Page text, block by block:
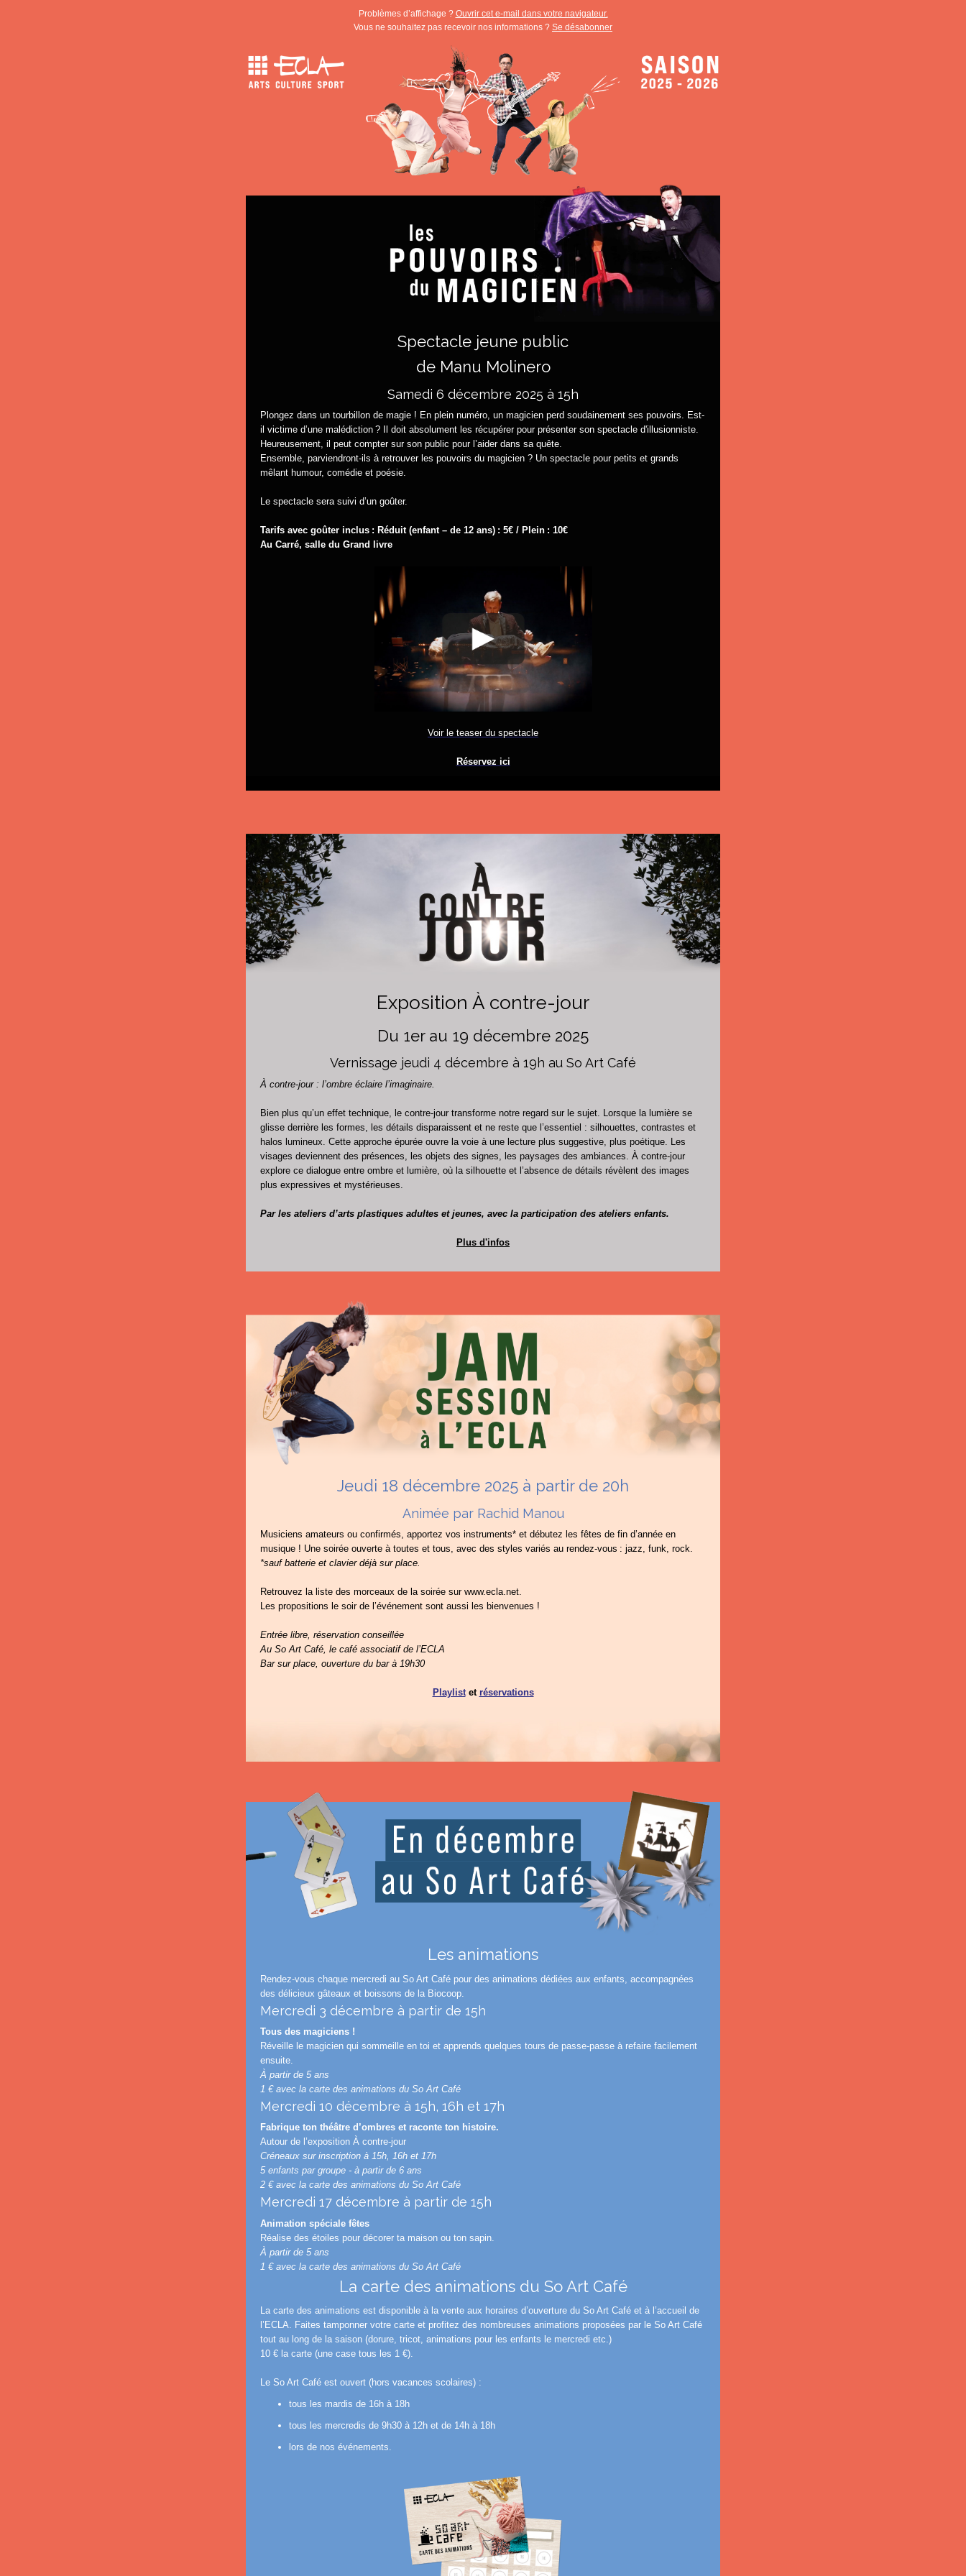
Problèmes d’affichage ? Ouvrir cet e-mail dans votre navigateur.
Vous ne souhaitez pas recevoir nos informations ? Se désabonner
Spectacle jeune public
de Manu Molinero
Samedi 6 décembre 2025 à 15h
Plongez dans un tourbillon de magie ! En plein numéro, un magicien perd soudainement ses pouvoirs. Est-
il victime d’une malédiction ? Il doit absolument les récupérer pour présenter son spectacle d'illusionniste.
Heureusement, il peut compter sur son public pour l’aider dans sa quête.
Ensemble, parviendront-ils à retrouver les pouvoirs du magicien ? Un spectacle pour petits et grands
mêlant humour, comédie et poésie.
Le spectacle sera suivi d’un goûter.
Tarifs avec goûter inclus : Réduit (enfant – de 12 ans) : 5€ / Plein : 10€
Au Carré, salle du Grand livre
Voir le teaser du spectacle
Réservez ici
Exposition À contre-jour
Du 1er au 19 décembre 2025
Vernissage jeudi 4 décembre à 19h au So Art Café
À contre-jour : l’ombre éclaire l’imaginaire.
Bien plus qu’un effet technique, le contre-jour transforme notre regard sur le sujet. Lorsque la lumière se
glisse derrière les formes, les détails disparaissent et ne reste que l’essentiel : silhouettes, contrastes et
halos lumineux. Cette approche épurée ouvre la voie à une lecture plus suggestive, plus poétique. Les
visages deviennent des présences, les objets des signes, les paysages des ambiances. À contre-jour
explore ce dialogue entre ombre et lumière, où la silhouette et l’absence de détails révèlent des images
plus expressives et mystérieuses.
Par les ateliers d’arts plastiques adultes et jeunes, avec la participation des ateliers enfants.
Plus d'infos
Jeudi 18 décembre 2025 à partir de 20h
Animée par Rachid Manou
Musiciens amateurs ou confirmés, apportez vos instruments* et débutez les fêtes de fin d’année en
musique ! Une soirée ouverte à toutes et tous, avec des styles variés au rendez-vous : jazz, funk, rock.
*sauf batterie et clavier déjà sur place.
Retrouvez la liste des morceaux de la soirée sur www.ecla.net.
Les propositions le soir de l’événement sont aussi les bienvenues !
Entrée libre, réservation conseillée
Au So Art Café, le café associatif de l’ECLA
Bar sur place, ouverture du bar à 19h30
Playlistet réservations
Les animations
Rendez-vous chaque mercredi au So Art Café pour des animations dédiées aux enfants, accompagnées
des délicieux gâteaux et boissons de la Biocoop.
Mercredi 3 décembre à partir de 15h
Tous des magiciens !
Réveille le magicien qui sommeille en toi et apprends quelques tours de passe-passe à refaire facilement
ensuite.
À partir de 5 ans
1 € avec la carte des animations du So Art Café
Mercredi 10 décembre à 15h, 16h et 17h
Fabrique ton théâtre d’ombres et raconte ton histoire.
Autour de l’exposition À contre-jour
Créneaux sur inscription à 15h, 16h et 17h
5 enfants par groupe - à partir de 6 ans
2 € avec la carte des animations du So Art Café
Mercredi 17 décembre à partir de 15h
Animation spéciale fêtes
Réalise des étoiles pour décorer ta maison ou ton sapin.
À partir de 5 ans
1 € avec la carte des animations du So Art Café
La carte des animations du So Art Café
La carte des animations est disponible à la vente aux horaires d’ouverture du So Art Café et à l’accueil de
l’ECLA. Faites tamponner votre carte et profitez des nombreuses animations proposées par le So Art Café
tout au long de la saison (dorure, tricot, animations pour les enfants le mercredi etc.)
10 € la carte (une case tous les 1 €).
Le So Art Café est ouvert (hors vacances scolaires) :
tous les mardis de 16h à 18h
tous les mercredis de 9h30 à 12h et de 14h à 18h
lors de nos événements.